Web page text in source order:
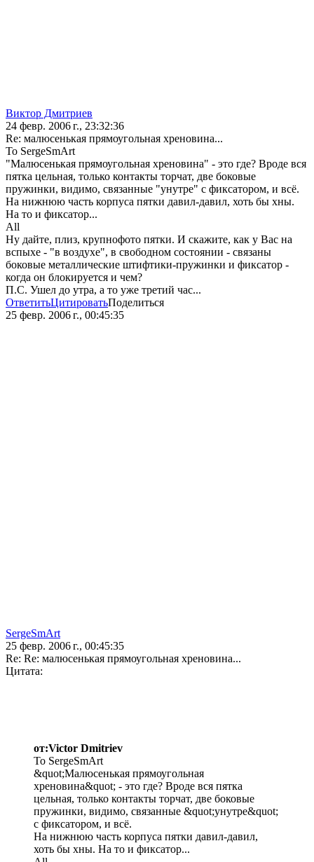
Виктор Дмитриев
24 февр. 2006 г., 23:32:36
Re: малюсенькая прямоугольная хреновина...
To SergeSmArt
"Малюсенькая прямоугольная хреновина" - это где? Вроде вся
пятка цельная, только контакты торчат, две боковые
пружинки, видимо, связанные "унутре" с фиксатором, и всё.
На нижнюю часть корпуса пятки давил-давил, хоть бы хны.
На то и фиксатор...
All
Ну дайте, плиз, крупнофото пятки. И скажите, как у Вас на
вспыхе - "в воздухе", в свободном состоянии - связаны
боковые металлические штифтики-пружинки и фиксатор -
когда он блокируется и чем?
П.С. Ушел до утра, а то уже третий час...
ОтветитьЦитироватьПоделиться
25 февр. 2006 г., 00:45:35
SergeSmArt
25 февр. 2006 г., 00:45:35
Re: Re: малюсенькая прямоугольная хреновина...
Цитата:
от:Victor Dmitriev
To SergeSmArt
&quot;Малюсенькая прямоугольная
хреновина&quot; - это где? Вроде вся пятка
цельная, только контакты торчат, две боковые
пружинки, видимо, связанные &quot;унутре&quot;
с фиксатором, и всё.
На нижнюю часть корпуса пятки давил-давил,
хоть бы хны. На то и фиксатор...